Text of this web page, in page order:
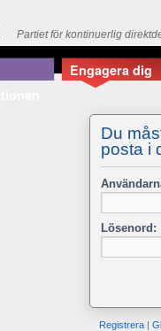
Partiet för kontinuerlig
Engagera dig
Du
posta i
Lösenord:
Registrera|